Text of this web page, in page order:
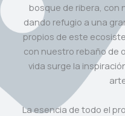
bosque de ribera, con
dando refugio a una
propios de este
con nuestro rebaño de
vida surge la
La esencia de todo el